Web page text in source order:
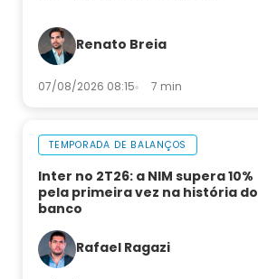
Renato Breia
07/08/2026 08:15 7 min
TEMPORADA DE BALANÇOS
Inter no 2T26: a NIM supera 10%
pela primeira vez na história do
banco
Rafael Ragazi